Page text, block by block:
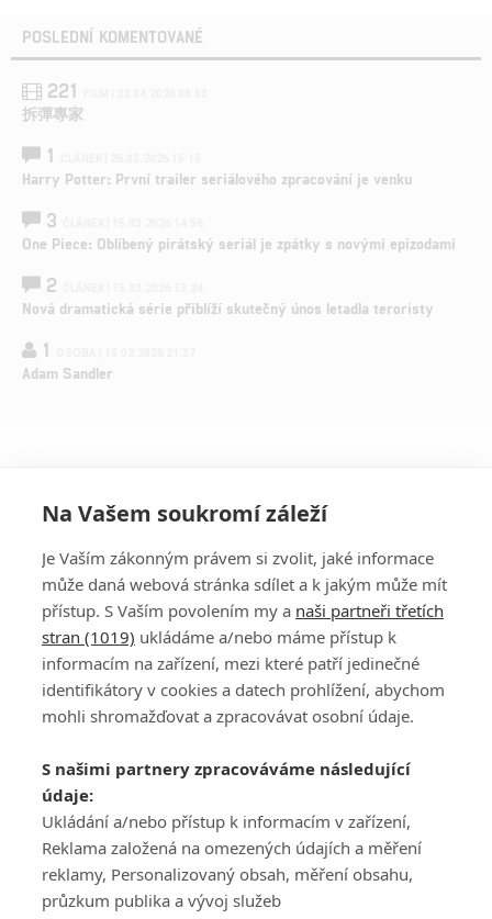
POSLEDNÍ KOMENTOVANÉ
221
拆彈專家
1
Harry Potter: První trailer seriálového zpracování je venku
3
One Piece: Oblíbený pirátský seriál je zpátky s novými epizodami
2
Nová dramatická série přiblíží skutečný únos letadla teroristy
1
Adam Sandler
PŘIHLÁSIT
REGISTROVAT
DISKUZE
Šéfredaktorkou webu jePetr Slavík, e-mailserialy@fandimefilmu.cz
Máte-li zájem o inzerci na našem webu napište nám na e-mail
studio@koncal.com
Ochrana osobních údajů|Zásady používání cookies |Pravidla webu
Upravit nastavení soukromí
Na Vašem soukromí záleží
Je Vaším zákonným právem si zvolit, jaké informace
může daná webová stránka sdílet a k jakým může mít
přístup. S Vaším povolením my a naši partneři třetích
stran (1019) ukládáme a/nebo máme přístup k
informacím na zařízení, mezi které patří jedinečné
identifikátory v cookies a datech prohlížení, abychom
mohli shromažďovat a zpracovávat osobní údaje.
S našimi partnery zpracováváme následující
údaje:
Ukládání a/nebo přístup k informacím v zařízení,
Reklama založená na omezených údajích a měření
reklamy, Personalizovaný obsah, měření obsahu,
průzkum publika a vývoj služeb